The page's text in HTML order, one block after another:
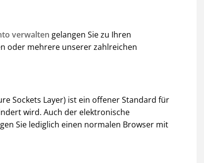
verwalten gelangen Sie zu Ihren
oder mehrere unserer zahlreichen
Sockets Layer) ist ein offener Standard für
wird. Auch der elektronische
Sie lediglich einen normalen Browser mit